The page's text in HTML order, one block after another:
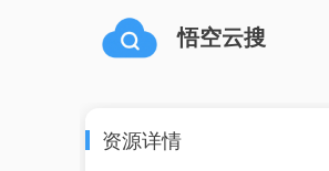
悟空云搜
资源详情